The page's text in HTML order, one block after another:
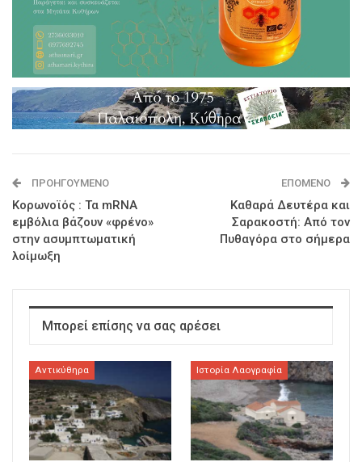
ΠΡΟΗΓΟΎΜΕΝΟ
Κορωνοϊός : Τα mRNA
εμβόλια βάζουν «φρένο»
στην ασυμπτωματική
λοίμωξη
ΕΠΌΜΕΝΟ
Καθαρά Δευτέρα και
Σαρακοστή: Από τον
Πυθαγόρα στο σήμερα
Μπορεί επίσης να σας αρέσει
Αντικύθηρα Ιστορία Λαογραφία